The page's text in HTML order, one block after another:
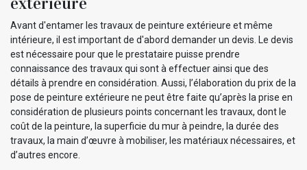
Avant d'entamer les travaux de peinture extérieure et même
intérieure, il est important de d'abord demander un devis. Le devis
est nécessaire pour que le prestataire puisse prendre
connaissance des travaux qui sont à effectuer ainsi que des
détails à prendre en considération. Aussi, l’élaboration du prix de la
pose de peinture extérieure ne peut être faite qu’après la prise en
considération de plusieurs points concernant les travaux, dont le
coût de la peinture, la superficie du mur à peindre, la durée des
travaux, la main d’œuvre à mobiliser, les matériaux nécessaires, et
d’autres encore.